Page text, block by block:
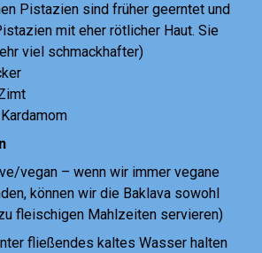
Pistazien sind früher geerntet und
mit eher rötlicher Haut. Sie
viel schmackhafter)
vegan – wenn wir immer vegane
können wir die Baklava sowohl
fleischigen Mahlzeiten servieren)
fließendes kaltes Wasser halten